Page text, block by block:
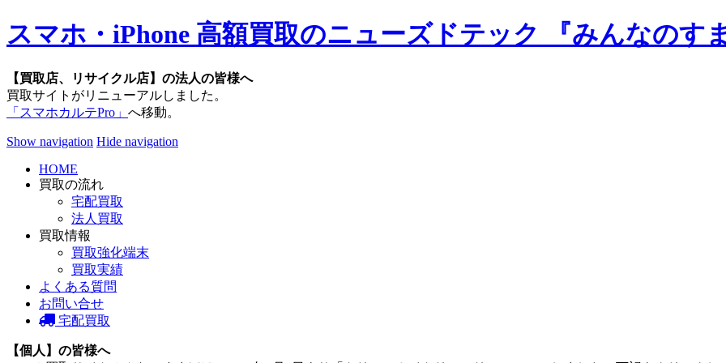
スマホ・iPhone 高額買取のニューズドテック 『みんなのす
【買取店、リサイクル店】の法人の皆様へ
買取サイトがリニューアルしました。
「スマホカルテPro」 へ移動。
Show navigation Hide navigation
HOME
買取の流れ
宅配買取
法人買取
買取情報
買取強化端末
買取実績
よくある質問
お問い合せ
宅配買取
【個人】の皆様へ